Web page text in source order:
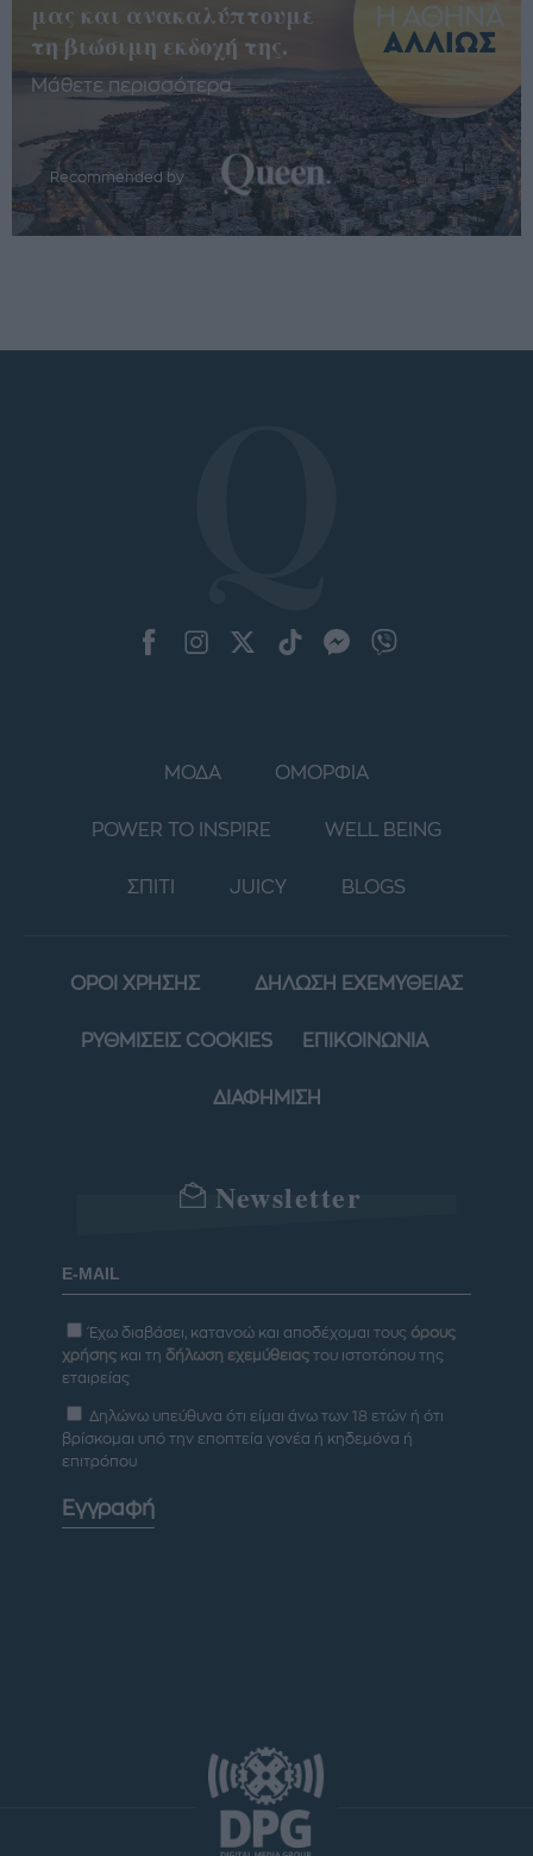
μας και ανακαλύπτουμε
τη βιώσιμη εκδοχή της.
Μάθετε περισσότερα
Recommended by
ΜΟΔΑ ΟΜΟΡΦΙΑ
POWER TO INSPIRE WELL BEING
ΣΠΙΤΙ JUICY BLOGS
ΟΡΟΙ ΧΡΗΣΗΣ ΔΗΛΩΣΗ ΕΧΕΜΥΘΕΙΑΣ
ΡΥΘΜΙΣΕΙΣ COOKIES ΕΠΙΚΟΙΝΩΝΙΑ
ΔΙΑΦΗΜΙΣΗ
Newsletter
Έχω διαβάσει, κατανοώ και αποδέχομαι τους όρους
χρήσης και τη δήλωση εχεμύθειας του ιστοτόπου της
εταιρείας
Δηλώνω υπεύθυνα ότι είμαι άνω των 18 ετών ή ότι
βρίσκομαι υπό την εποπτεία γονέα ή κηδεμόνα ή
επιτρόπου
Εγγραφή